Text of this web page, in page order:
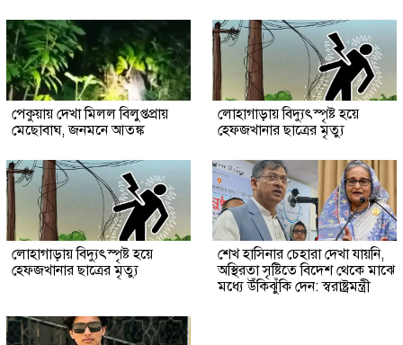
পেকুয়ায় দেখা মিলল বিলুপ্তপ্রায়
মেছোবাঘ, জনমনে আতঙ্ক
লোহাগাড়ায় বিদ্যুৎস্পৃষ্ট হয়ে
হেফজখানার ছাত্রের মৃত্যু
লোহাগাড়ায় বিদ্যুৎস্পৃষ্ট হয়ে
হেফজখানার ছাত্রের মৃত্যু
শেখ হাসিনার চেহারা দেখা যায়নি,
অস্থিরতা সৃষ্টিতে বিদেশ থেকে মাঝে
মধ্যে উঁকিঝুঁকি দেন: স্বরাষ্ট্রমন্ত্রী